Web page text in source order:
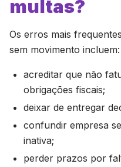
multas?
Os erros mais
sem movimento incluem:
acreditar que não
obrigações fiscais;
deixar de entregar
confundir empresa
inativa;
perder prazos por